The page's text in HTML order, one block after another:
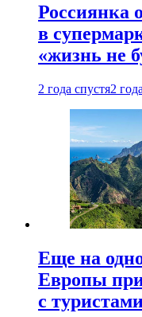
Россиянка
в
«жизнь не
2 года спустя2
Еще на
Европы
с